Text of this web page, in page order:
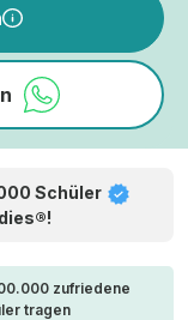
Schüler
zufriedene
tragen